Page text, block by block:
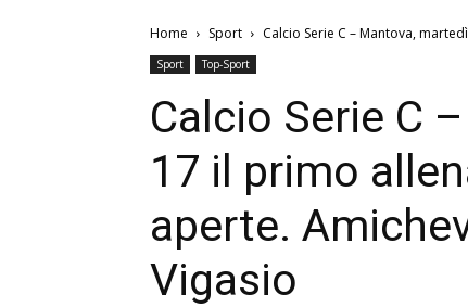
Home Sport Calcio Serie C – Mantova,
Sport Top-Sport
Calcio Serie C
17 il primo
aperte.
Vigasio